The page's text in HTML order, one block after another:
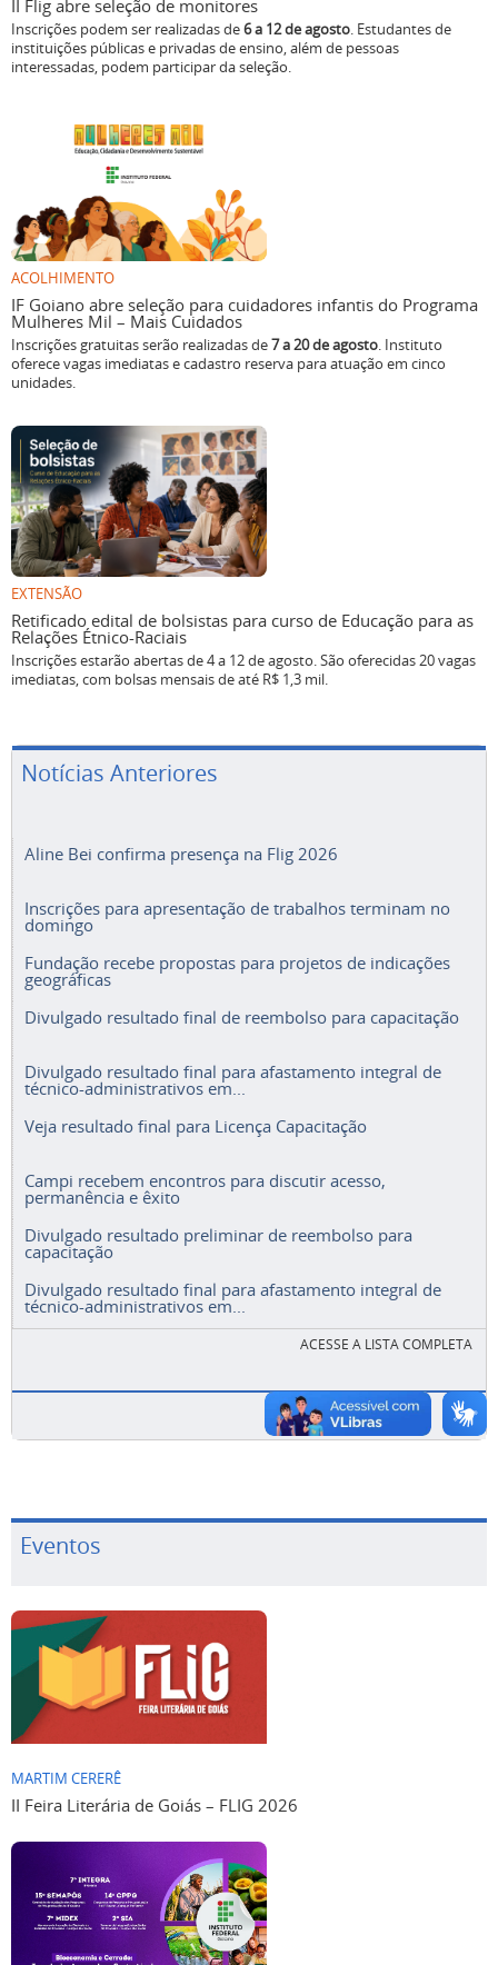
II Flig abre seleção de monitores
Inscrições podem ser realizadas de6 a 12 de agosto. Estudantes de
instituições públicas e privadas de ensino, além de pessoas
interessadas, podem participar da seleção.
ACOLHIMENTO
IF Goiano abre seleção para cuidadores infantis do Programa
Mulheres Mil – Mais Cuidados
Inscrições gratuitas serão realizadas de7 a 20 de agosto. Instituto
oferece vagas imediatas e cadastro reserva para atuação em cinco
unidades.
EXTENSÃO
Retificado edital de bolsistas para curso de Educação para as
Relações Étnico-Raciais
Inscrições estarão abertas de 4 a 12 de agosto. São oferecidas 20 vagas
imediatas, com bolsas mensais de até R$ 1,3 mil.
Notícias Anteriores
Aline Bei confirma presença na Flig 2026
Inscrições para apresentação de trabalhos terminam no
domingo
Fundação recebe propostas para projetos de indicações
geográficas
Divulgado resultado final de reembolso para capacitação
Divulgado resultado final para afastamento integral de
técnico-administrativos em...
Veja resultado final para Licença Capacitação
Campi recebem encontros para discutir acesso,
permanência e êxito
Divulgado resultado preliminar de reembolso para
capacitação
Divulgado resultado final para afastamento integral de
técnico-administrativos em...
ACESSE A LISTA COMPLETA
Eventos
MARTIM CERERÊ
II Feira Literária de Goiás – FLIG 2026